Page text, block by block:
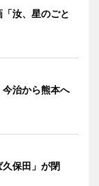
汝、星のごと
治から熊本へ
保田」が閉